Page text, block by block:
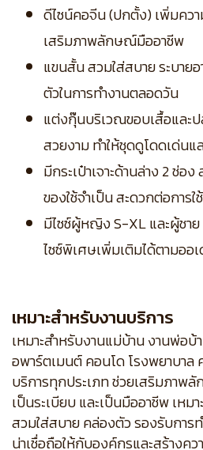
ดีไซน์คอจีน (ปกตั้ง) เพิ่มคว
เสริมภาพลักษณ์มืออาชีพ
แขนสั้น สวมใส่สบาย ระบาย
ตัวในการทำงานตลอดวัน
แต่งกุ๊นบริเวณขอบเสื้อและ
สวยงาม ทำให้ชุดดูโดดเด่น
มีกระเป๋าเจาะด้านล่าง 2 ช่
ของใช้จำเป็น สะดวกต่อการใ
มีไซซ์ผู้หญิง S-XL และผู้ชา
ไซซ์พิเศษเพิ่มเติมได้ตามออ
เหมาะสำหรับงานบริการ
เหมาะสำหรับงานแม่บ้าน งานพ่อบ้
อพาร์ตเมนต์ คอนโด โรงพยาบาล
บริการทุกประเภท ช่วยเสริมภาพ
เป็นระเบียบ และเป็นมืออาชีพ เหม
สวมใส่สบาย คล่องตัว รองรับการ
น่าเชื่อถือให้กับองค์กรและสร้างค